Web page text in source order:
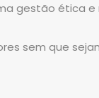
gestão ética e
sem que